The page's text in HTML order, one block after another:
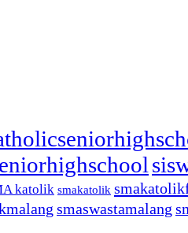
katolik smakatolik
smaswastamalang